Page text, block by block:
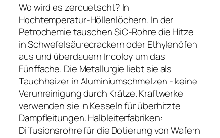
Wo wird es zerquetscht? In
Hochtemperatur-Höllenlöchern. In der
Petrochemie tauschen SiC-Rohre die Hitze
in Schwefelsäurecrackern oder Ethylenöfen
aus und überdauern Incoloy um das
Fünffache. Die Metallurgie liebt sie als
Tauchheizer in Aluminiumschmelzen - keine
Verunreinigung durch Krätze. Kraftwerke
verwenden sie in Kesseln für überhitzte
Dampfleitungen. Halbleiterfabriken:
Diffusionsrohre für die Dotierung von Wafern